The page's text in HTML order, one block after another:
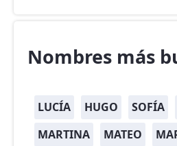
Nombres más
LUCÍA HUGO SOFÍA
MARTINA
MATEO